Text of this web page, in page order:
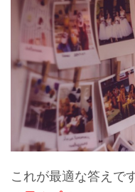
これが最適な答えで